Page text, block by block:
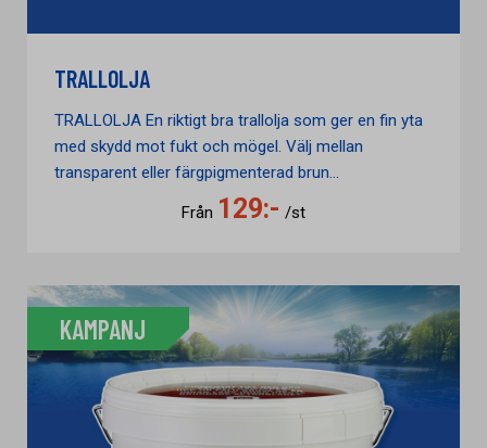
TRALLOLJA
TRALLOLJA En riktigt bra trallolja som ger en fin yta
med skydd mot fukt och mögel. Välj mellan
transparent eller färgpigmenterad brun...
Från 129:- /st
KAMPANJ